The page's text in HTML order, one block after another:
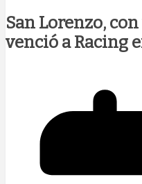
San Lorenzo,
venció a Racing